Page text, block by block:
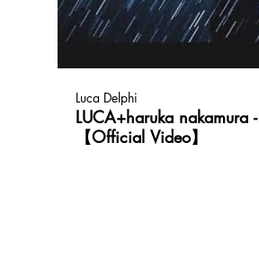
Luca Delphi
LUCA+haruka nakamura - 八星 hachihoshi
【Official Video】